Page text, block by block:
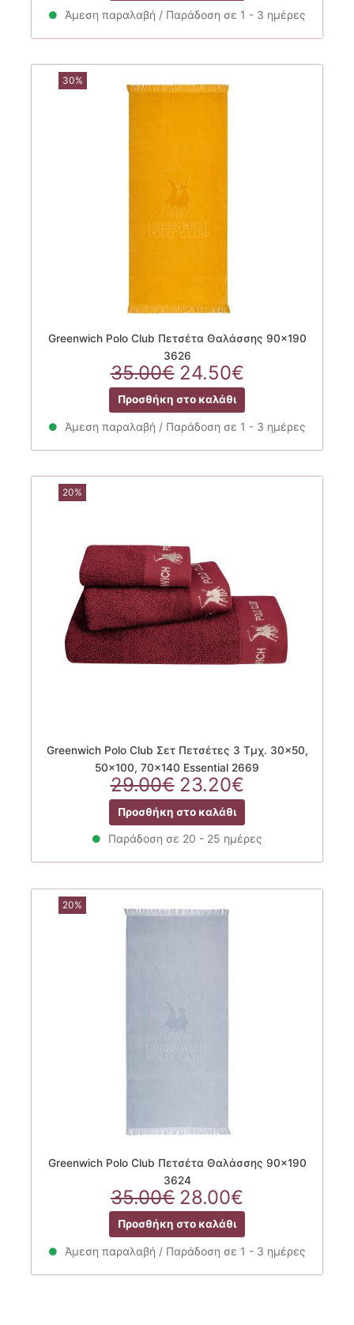
25.00€.είναι:
20.00€.
Άμεση παραλαβή / Παράδοση σε 1 - 3 ημέρες
30%
Greenwich Polo Club Πετσέτα Θαλάσσης 90×190
3626
35.00€ Original
price
was:
35.00€.
24.50€Η
τρέχουσα
τιμή
είναι:
Προσθήκη στο καλάθι
Άμεση παραλαβή / Παράδοση σε 1 - 3 ημέρες
20%
Greenwich Polo Club Σετ Πετσέτες 3 Τμχ. 30×50,
50×100, 70×140 Essential 2669
29.00€ Original
price
was:
29.00€.
23.20€Η
τρέχουσα
τιμή
είναι:
Προσθήκη στο καλάθι
Παράδοση σε 20 - 25 ημέρες
20%
Greenwich Polo Club Πετσέτα Θαλάσσης 90×190
3624
35.00€ Original
price
was:
35.00€.
28.00€
τρέχουσα
τιμή
είναι:
28.00€.
Προσθήκη στο καλάθι
Άμεση παραλαβή / Παράδοση σε 1 - 3 ημέρες